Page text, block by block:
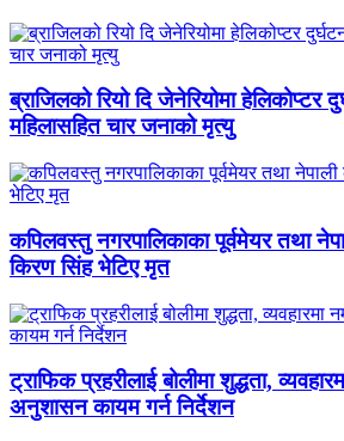
ब्राजिलको रियो दि जेनेरियोमा हेलिकोप्टर
महिलासहित चार जनाको मृत्यु
कपिलवस्तु नगरपालिकाका पूर्वमेयर तथा
किरण सिंह भेटिए मृत
ट्राफिक प्रहरीलाई बोलीमा शुद्धता,
अनुशासन कायम गर्न निर्देशन